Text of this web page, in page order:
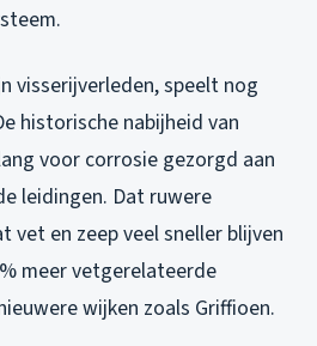
visserijverleden, speelt nog
historische nabijheid van
voor corrosie gezorgd aan
leidingen. Dat ruwere
vet en zeep veel sneller blijven
meer vetgerelateerde
wijken zoals Griffioen.